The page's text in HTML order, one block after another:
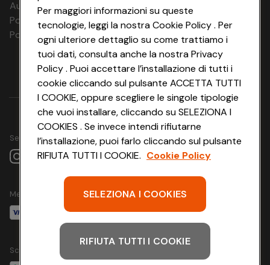
Aut. Prov Verona n. 4737/10
Polizza Ass. RC n. 177765037
Polizza Ass. Protection n. 6006000083/F
Seguici su
Metodo di pagamento
Scarica l'app
Per maggiori informazioni su queste
tecnologie, leggi la nostra Cookie Policy . Per
ogni ulteriore dettaglio su come trattiamo i
tuoi dati, consulta anche la nostra Privacy
Policy . Puoi accettare l’installazione di tutti i
cookie cliccando sul pulsante ACCETTA TUTTI
I COOKIE, oppure scegliere le singole tipologie
che vuoi installare, cliccando su SELEZIONA I
COOKIES . Se invece intendi rifiutarne
l’installazione, puoi farlo cliccando sul pulsante
RIFIUTA TUTTI I COOKIE. Cookie Policy
SELEZIONA I COOKIES
RIFIUTA TUTTI I COOKIE